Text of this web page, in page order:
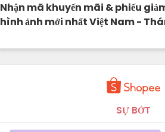
ƯU ĐÃI THEO DANH MỤC
Nhận mã khuyến mãi & phiếu
hình ảnh mới nhất Việt Nam -
SỰ BỚT